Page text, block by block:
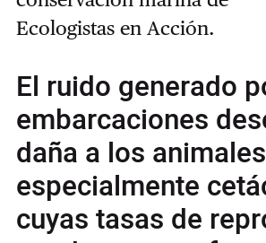
Ecologistas en Acción.
El ruido generado
embarcaciones
daña a los
especialmente
cuyas tasas de